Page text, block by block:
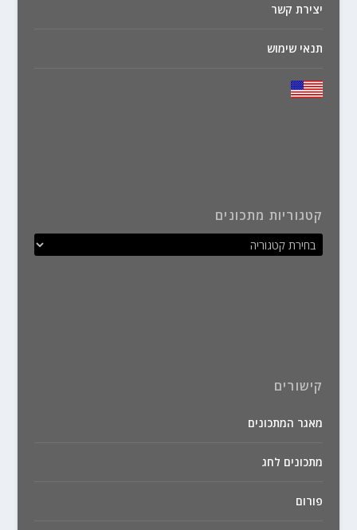
יצירת קשר
תנאי שימוש
קטגוריות מתכונים
קישורים
מאגר המתכונים
מתכונים לחג
פורום